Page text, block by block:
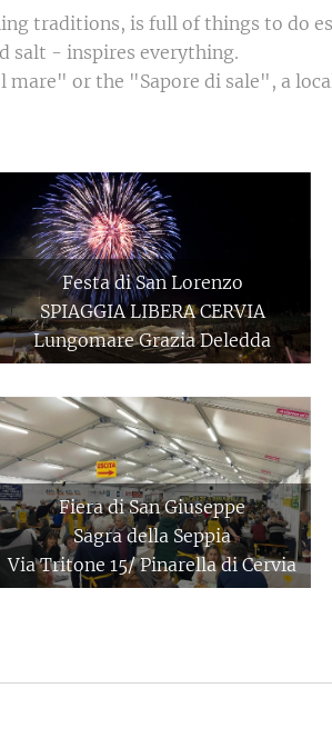
traditions, is full of things to do
salt - inspires everything.
mare" or the "Sapore di sale", a
Festa di San Lorenzo
SPIAGGIA LIBERA CERVIA
Lungomare Grazia Deledda
Fiera di San Giuseppe
Sagra della Seppia
Via Tritone 15/ Pinarella di Cervia